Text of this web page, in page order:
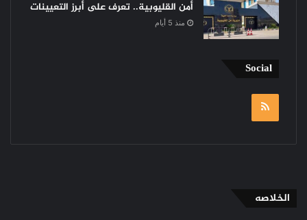
أمن القليوبية.. تعرف على أبرز التعيينات
منذ 5 أيام
Social
RSS
الخلاصه